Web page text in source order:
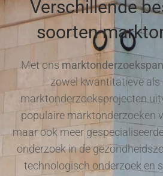
Verschillende
soorten
Met ons
zowel kwantitatieve
marktonderzoeksprojecten
populaire marktonderzoeken
maar ook meer
onderzoek in de
technologisch onderzoek en